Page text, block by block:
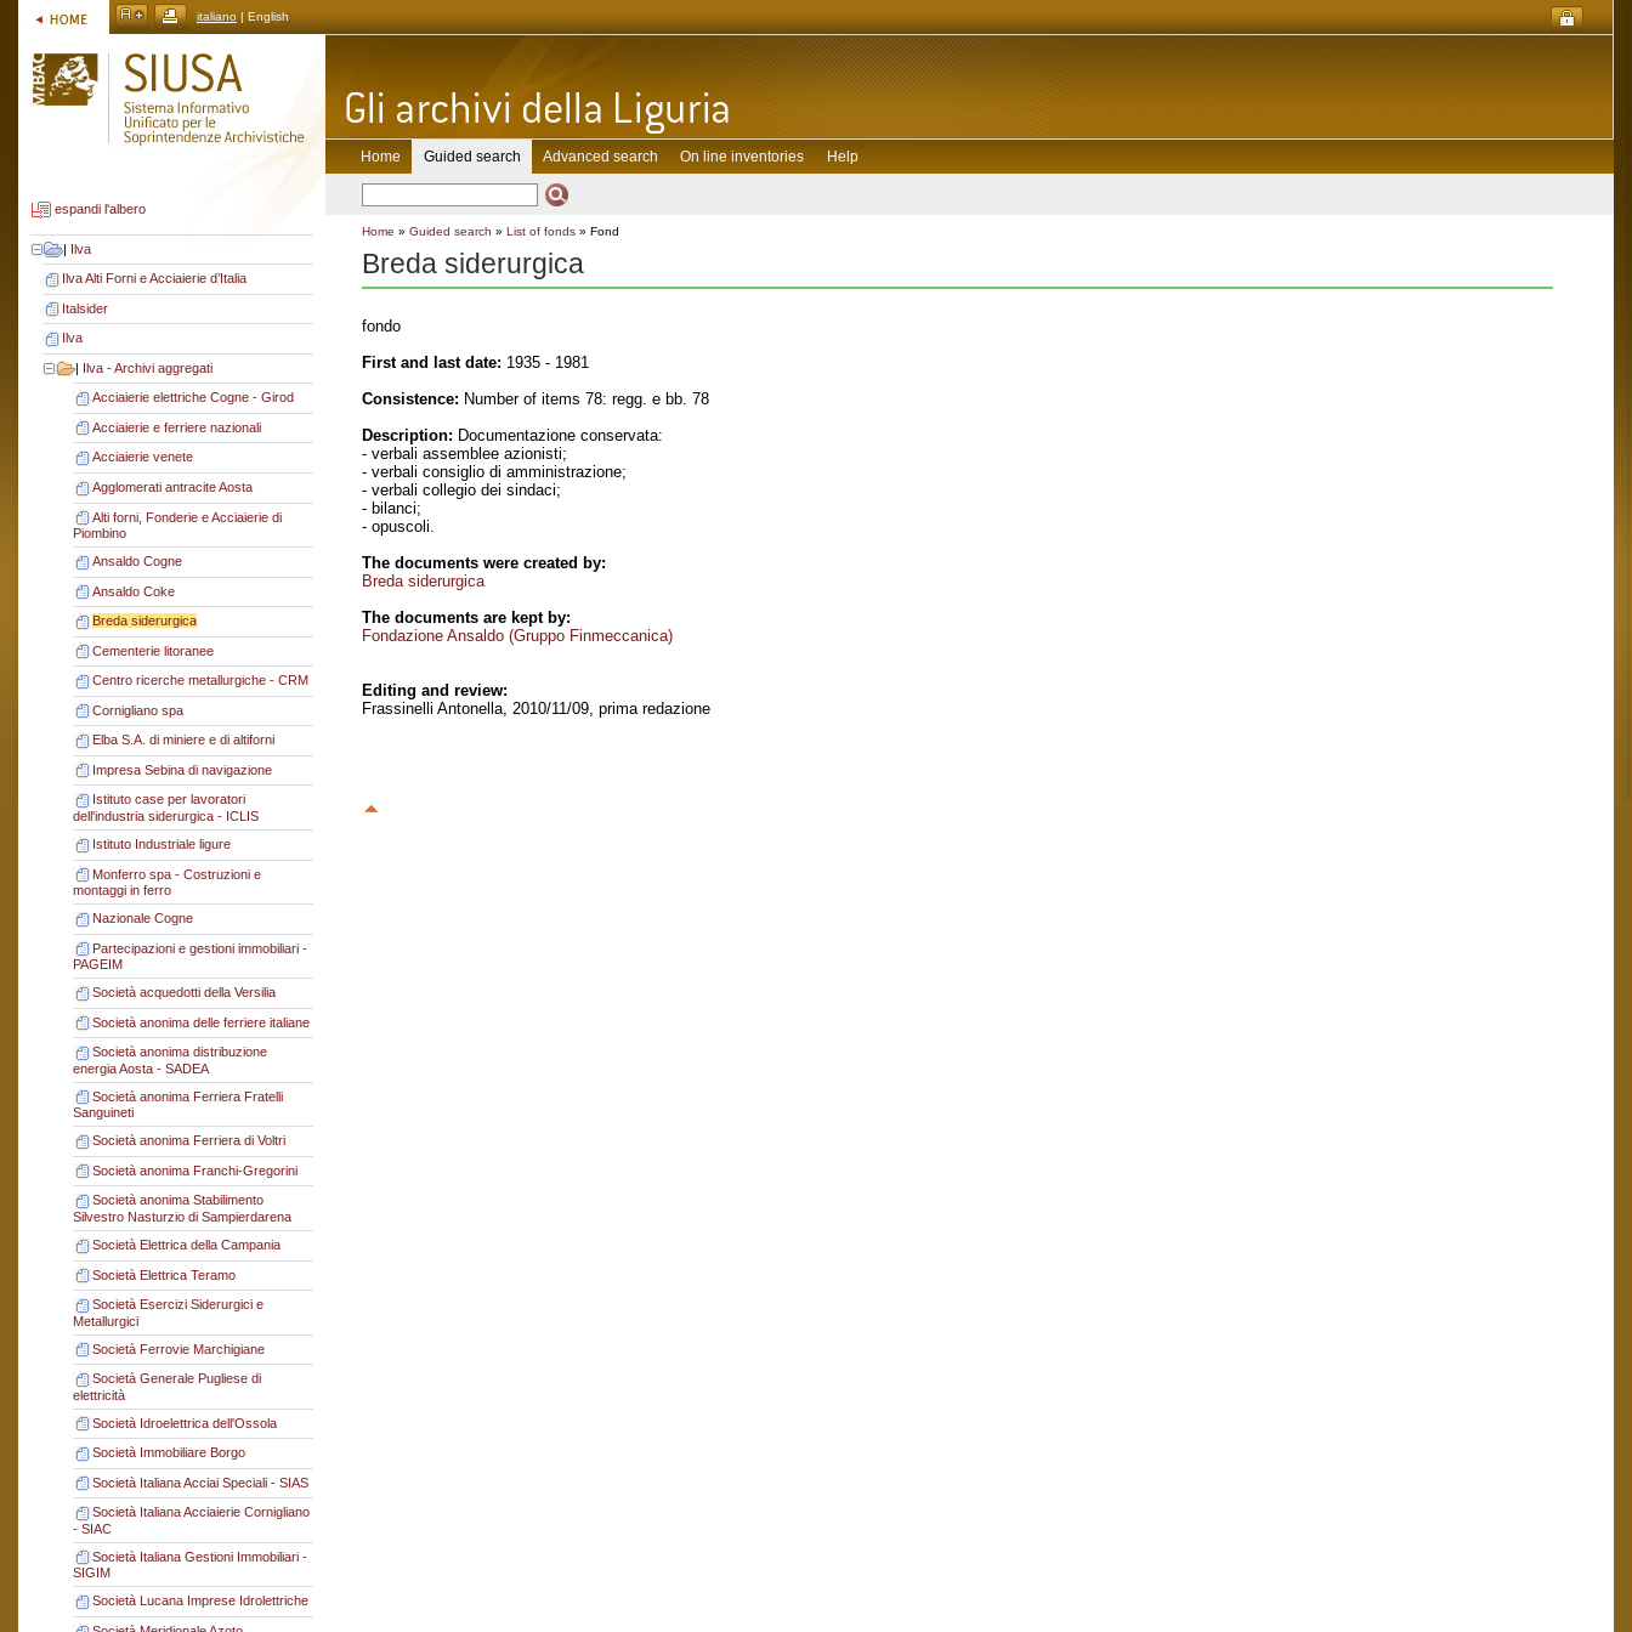
italiano | English
espandi l'albero
| Ilva
Ilva Alti Forni e Acciaierie d’Italia
Italsider
Ilva
| Ilva - Archivi aggregati
Acciaierie elettriche Cogne - Girod
Acciaierie e ferriere nazionali
Acciaierie venete
Agglomerati antracite Aosta
Alti forni, Fonderie e Acciaierie di
Piombino
Ansaldo Cogne
Ansaldo Coke
Breda siderurgica
Cementerie litoranee
Centro ricerche metallurgiche - CRM
Cornigliano spa
Elba S.A. di miniere e di altiforni
Impresa Sebina di navigazione
Istituto case per lavoratori
dell'industria siderurgica - ICLIS
Istituto Industriale ligure
Monferro spa - Costruzioni e
montaggi in ferro
Nazionale Cogne
Partecipazioni e gestioni immobiliari -
PAGEIM
Società acquedotti della Versilia
Società anonima delle ferriere italiane
Società anonima distribuzione
energia Aosta - SADEA
Società anonima Ferriera Fratelli
Sanguineti
Società anonima Ferriera di Voltri
Società anonima Franchi-Gregorini
Società anonima Stabilimento
Silvestro Nasturzio di Sampierdarena
Società Elettrica della Campania
Società Elettrica Teramo
Società Esercizi Siderurgici e
Metallurgici
Società Ferrovie Marchigiane
Società Generale Pugliese di
elettricità
Società Idroelettrica dell'Ossola
Società Immobiliare Borgo
Società Italiana Acciai Speciali - SIAS
Società Italiana Acciaierie Cornigliano
- SIAC
Società Italiana Gestioni Immobiliari -
SIGIM
Società Lucana Imprese Idrolettriche
Home Guided search Advanced search On line inventories Help
Home » Guided search » List of fonds » Fond
Breda siderurgica
fondo
First and last date: 1935 - 1981
Consistence: Number of items 78: regg. e bb. 78
Description: Documentazione conservata:
- verbali assemblee azionisti;
- verbali consiglio di amministrazione;
- verbali collegio dei sindaci;
- bilanci;
- opuscoli.
The documents were created by:
Breda siderurgica
The documents are kept by:
Fondazione Ansaldo (Gruppo Finmeccanica)
Editing and review:
Frassinelli Antonella, 2010/11/09, prima redazione